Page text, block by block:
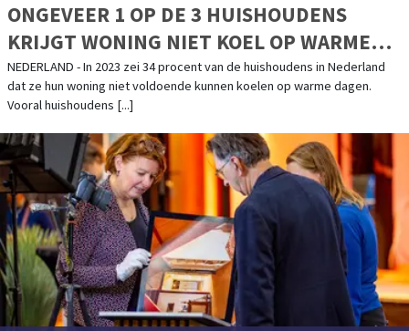
ONGEVEER 1 OP DE 3 HUISHOUDENS
KRIJGT WONING NIET KOEL OP WARME
DAGEN
NEDERLAND - In 2023 zei 34 procent van de huishoudens in Nederland
dat ze hun woning niet voldoende kunnen koelen op warme dagen.
Vooral huishoudens [...]